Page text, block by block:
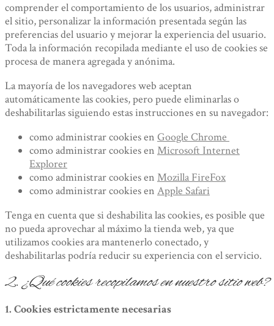
comprender el comportamiento de los usuarios, administrar
el sitio, personalizar la información presentada según las
preferencias del usuario y mejorar la experiencia del usuario.
Toda la información recopilada mediante el uso de cookies se
procesa de manera agregada y anónima.
La mayoría de los navegadores web aceptan
automáticamente las cookies, pero puede eliminarlas o
deshabilitarlas siguiendo estas instrucciones en su navegador:
como administrar cookies en Google Chrome
como administrar cookies en Microsoft Internet
Explorer
como administrar cookies en Mozilla FireFox
como administrar cookies en Apple Safari
Tenga en cuenta que si deshabilita las cookies, es posible que
no pueda aprovechar al máximo la tienda web, ya que
utilizamos cookies ara mantenerlo conectado, y
deshabilitarlas podría reducir su experiencia con el servicio.
2.¿Qué cookies recopilamos en nuestro sitio web?
1. Cookies estrictamente necesarias